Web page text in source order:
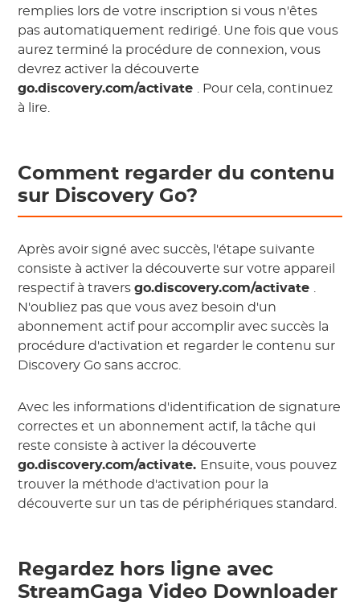
remplies lors de votre inscription si vous n'êtes
pas automatiquement redirigé. Une fois que vous
aurez terminé la procédure de connexion, vous
devrez activer la découverte
go.discovery.com/activate . Pour cela, continuez
à lire.
Comment regarder du contenu
sur Discovery Go?
Après avoir signé avec succès, l'étape suivante
consiste à activer la découverte sur votre appareil
respectif à traversgo.discovery.com/activate .
N'oubliez pas que vous avez besoin d'un
abonnement actif pour accomplir avec succès la
procédure d'activation et regarder le contenu sur
Discovery Go sans accroc.
Avec les informations d'identification de signature
correctes et un abonnement actif, la tâche qui
reste consiste à activer la découverte
go.discovery.com/activate. Ensuite, vous pouvez
trouver la méthode d'activation pour la
découverte sur un tas de périphériques standard.
Regardez hors ligne avec
StreamGaga Video Downloader